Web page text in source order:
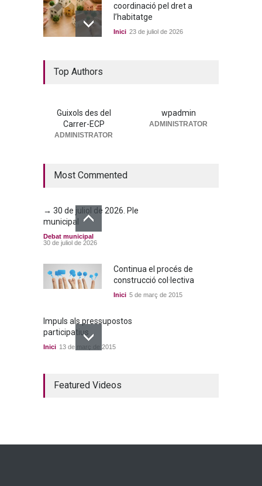
coordinació pel dret a
l’habitatge
Inici 23 de juliol de 2026
→ 25 de juny de 2026. Ple
Top Authors
Guixols des del
Carrer-ECP
ADMINISTRATOR
wpadmin
ADMINISTRATOR
Most Commented
→ 30 de juliol de 2026. Ple
municipal
Debat municipal
30 de juliol de 2026
Continua el procés de
construcció col·lectiva
Inici 5 de març de 2015
Impuls als pressupostos
participatius
Inici 13 de març de 2015
bandes
Featured Videos